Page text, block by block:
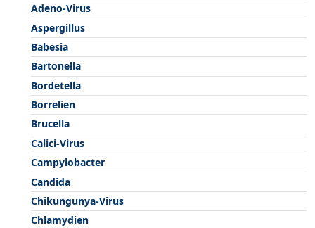
Adeno-Virus
Aspergillus
Babesia
Bartonella
Bordetella
Borrelien
Brucella
Calici-Virus
Campylobacter
Candida
Chikungunya-Virus
Chlamydien